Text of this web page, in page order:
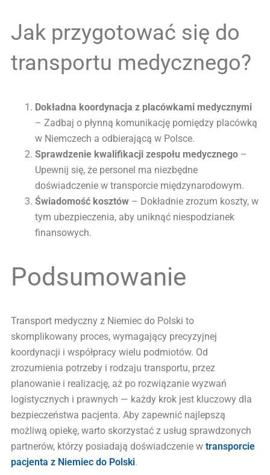
Jak przygotować się do
transportu medycznego?
Dokładna koordynacja z placówkami medycznymi
– Zadbaj o płynną komunikację pomiędzy placówką
w Niemczech a odbierającą w Polsce.
Sprawdzenie kwalifikacji zespołu medycznego –
Upewnij się, że personel ma niezbędne
doświadczenie w transporcie międzynarodowym.
Świadomość kosztów – Dokładnie zrozum koszty, w
tym ubezpieczenia, aby uniknąć niespodzianek
finansowych.
Podsumowanie
Transport medyczny z Niemiec do Polski to
skomplikowany proces, wymagający precyzyjnej
koordynacji i współpracy wielu podmiotów. Od
zrozumienia potrzeby i rodzaju transportu, przez
planowanie i realizację, aż po rozwiązanie wyzwań
logistycznych i prawnych — każdy krok jest kluczowy dla
bezpieczeństwa pacjenta. Aby zapewnić najlepszą
możliwą opiekę, warto skorzystać z usług sprawdzonych
partnerów, którzy posiadają doświadczenie w transporcie
pacjenta z Niemiec do Polski.